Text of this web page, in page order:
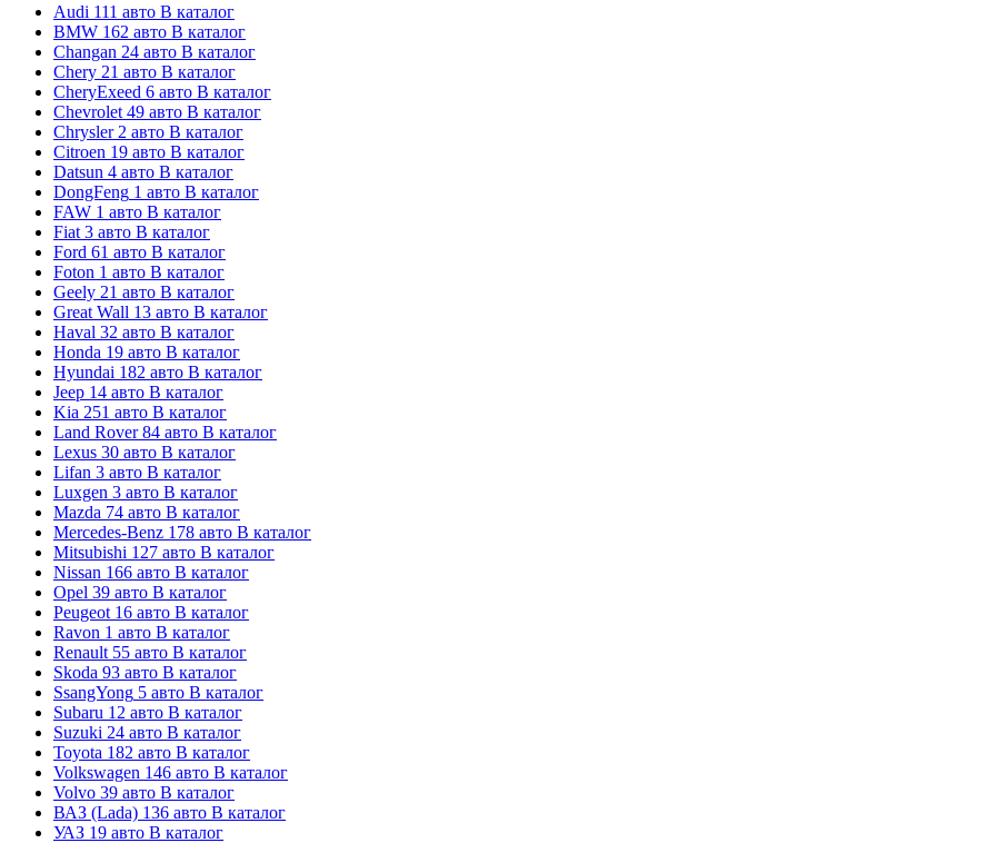
Audi 111 авто В каталог
BMW 162 авто В каталог
Changan 24 авто В каталог
Chery 21 авто В каталог
CheryExeed 6 авто В каталог
Chevrolet 49 авто В каталог
Chrysler 2 авто В каталог
Citroen 19 авто В каталог
Datsun 4 авто В каталог
DongFeng 1 авто В каталог
FAW 1 авто В каталог
Fiat 3 авто В каталог
Ford 61 авто В каталог
Foton 1 авто В каталог
Geely 21 авто В каталог
Great Wall 13 авто В каталог
Haval 32 авто В каталог
Honda 19 авто В каталог
Hyundai 182 авто В каталог
Jeep 14 авто В каталог
Kia 251 авто В каталог
Land Rover 84 авто В каталог
Lexus 30 авто В каталог
Lifan 3 авто В каталог
Luxgen 3 авто В каталог
Mazda 74 авто В каталог
Mercedes-Benz 178 авто В каталог
Mitsubishi 127 авто В каталог
Nissan 166 авто В каталог
Opel 39 авто В каталог
Peugeot 16 авто В каталог
Ravon 1 авто В каталог
Renault 55 авто В каталог
Skoda 93 авто В каталог
SsangYong 5 авто В каталог
Subaru 12 авто В каталог
Suzuki 24 авто В каталог
Toyota 182 авто В каталог
Volkswagen 146 авто В каталог
Volvo 39 авто В каталог
ВАЗ (Lada) 136 авто В каталог
УАЗ 19 авто В каталог